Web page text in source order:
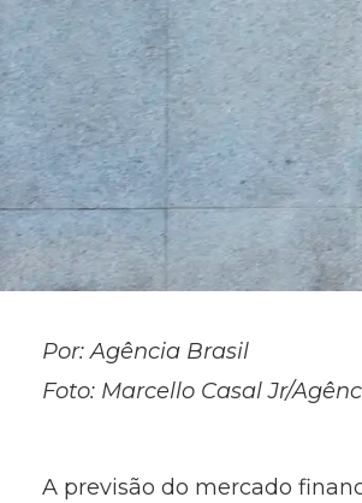
Por: Agência Brasil
Foto: Marcello Casal Jr/
A previsão do mercado